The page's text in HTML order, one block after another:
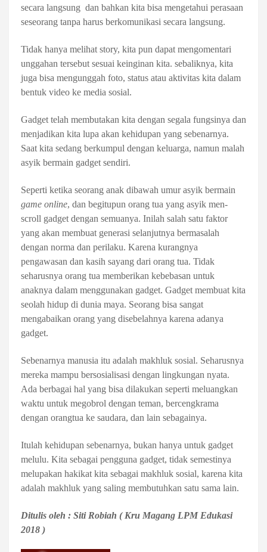
secara langsung dan bahkan kita bisa mengetahui perasaan
seseorang tanpa harus berkomunikasi secara langsung.
Tidak hanya melihat story, kita pun dapat mengomentari
unggahan tersebut sesuai keinginan kita. sebaliknya, kita
juga bisa mengunggah foto, status atau aktivitas kita dalam
bentuk video ke media sosial.
Gadget telah membutakan kita dengan segala fungsinya dan
menjadikan kita lupa akan kehidupan yang sebenarnya.
Saat kita sedang berkumpul dengan keluarga, namun malah
asyik bermain gadget sendiri.
Seperti ketika seorang anak dibawah umur asyik bermain
game online, dan begitupun orang tua yang asyik men-
scroll gadget dengan semuanya. Inilah salah satu faktor
yang akan membuat generasi selanjutnya bermasalah
dengan norma dan perilaku. Karena kurangnya
pengawasan dan kasih sayang dari orang tua. Tidak
seharusnya orang tua memberikan kebebasan untuk
anaknya dalam menggunakan gadget. Gadget membuat kita
seolah hidup di dunia maya. Seorang bisa sangat
mengabaikan orang yang disebelahnya karena adanya
gadget.
Sebenarnya manusia itu adalah makhluk sosial. Seharusnya
mereka mampu bersosialisasi dengan lingkungan nyata.
Ada berbagai hal yang bisa dilakukan seperti meluangkan
waktu untuk megobrol dengan teman, bercengkrama
dengan orangtua ke saudara, dan lain sebagainya.
Itulah kehidupan sebenarnya, bukan hanya untuk gadget
melulu. Kita sebagai pengguna gadget, tidak semestinya
melupakan hakikat kita sebagai makhluk sosial, karena kita
adalah makhluk yang saling membutuhkan satu sama lain.
Ditulis oleh : Siti Robiah ( Kru Magang LPM Edukasi
2018 )